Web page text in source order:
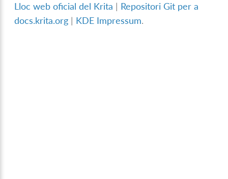
Lloc web oficial del Krita | Repositori Git per a
docs.krita.org | KDE Impressum.